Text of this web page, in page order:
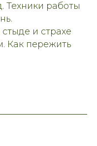
Техники работы
и страхе
Как пережить